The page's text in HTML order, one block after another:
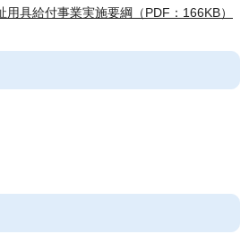
具給付事業実施要綱（PDF：166KB）